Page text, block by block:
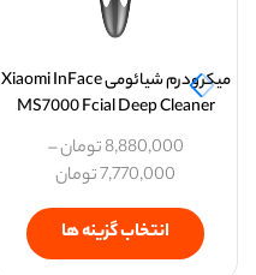
میکرودرم شیائومی Xiaomi InFace
MS7000 Fcial Deep Cleaner
8,880,000تومان–
7,770,000تومان
انتخاب گزینه ها